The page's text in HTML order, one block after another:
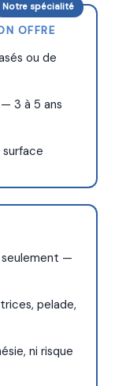
Notre spécialité
OFFRE
ou de
3 à 5 ans
seulement —
pelade,
ni risque